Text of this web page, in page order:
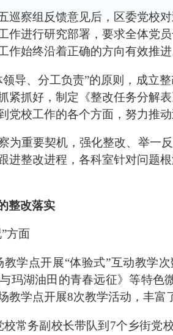
巡察组反馈意见后，区委党校
作进行研究部署，要求全体党员
始终沿着正确的方向有效推进
领导、分工负责”的原则 ， 成立
紧抓好 ， 制定《整改任务分解表
党校工作的各个方面，努力推
为重要契机，强化整改、举一
进整改进程，各科室针对问题
整改落实
”方面
教学点开展“体验式”互动教学
玛湖油田的青春远征》等特色
教学点开展8次教学活动 ， 丰富
校常务副校长带队到 7个乡街党